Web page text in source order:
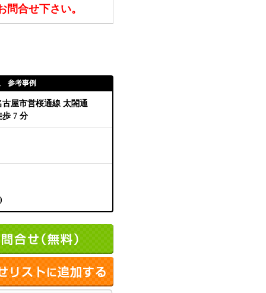
合せ下さい。
参考事例
古屋市営桜通線 太閤通
歩 7 分